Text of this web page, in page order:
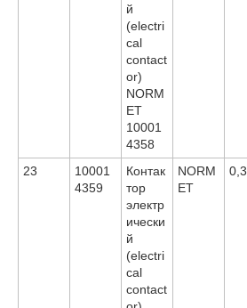
й
(electri
cal
contact
or)
NORM
ET
10001
4358
23
10001
4359
Контак
тор
электр
ически
й
(electri
cal
contact
NORM
ET
0,3